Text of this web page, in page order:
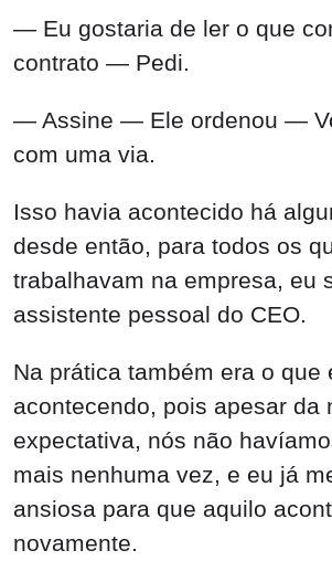
— Eu gostaria de ler o que
contrato — Pedi.
— Assine — Ele ordenou —
com uma via.
Isso havia acontecido há
desde então, para todos os
trabalhavam na empresa, eu
assistente pessoal do CEO.
Na prática também era o que
acontecendo, pois apesar da
expectativa, nós não
mais nenhuma vez, e eu já
ansiosa para que aquilo
novamente.